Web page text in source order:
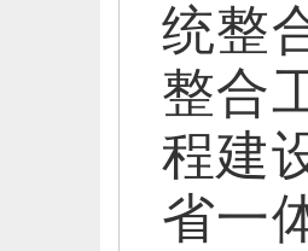
统整
整合
程建
省一